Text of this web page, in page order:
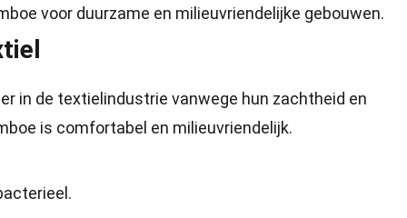
voor duurzame en milieuvriendelijke gebouwen.
in de textielindustrie vanwege hun zachtheid en
is comfortabel en milieuvriendelijk.